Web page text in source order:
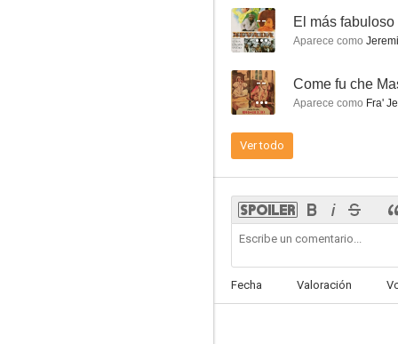
6.0
6.0
--
Aparece como
--
Aparece como Fra'
Ver todo
Fecha Valoración